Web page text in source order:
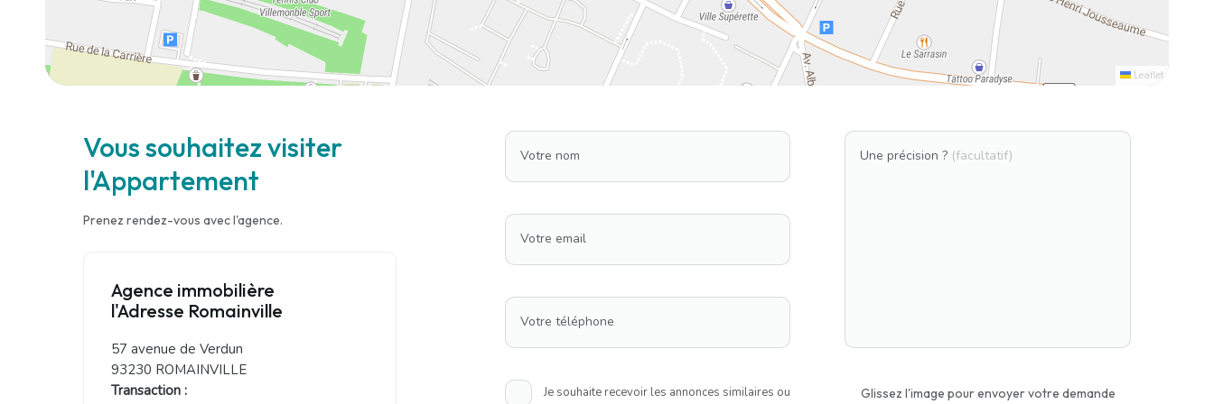
Leaflet
Vous souhaitez visiter
l'Appartement
Prenez rendez-vous avec l'agence.
Agence immobilière
l'Adresse Romainville
57 avenue de Verdun
93230 ROMAINVILLE
Transaction :
Votre nom
Votre email
Votre téléphone
Je souhaite recevoir les annonces similaires ou
Une précision ? (facultatif)
Glissez l'image pour envoyer votre demande